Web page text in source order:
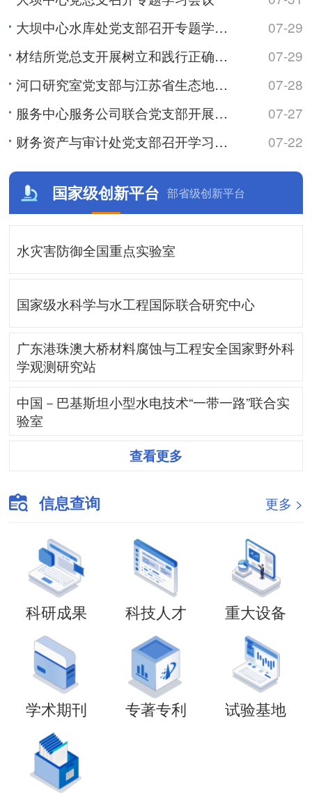
大坝中心水库处党支部召开专题学习会
07-29
材结所党总支开展树立和践行正确政绩观学习教育专题党课
07-29
河口研究室党支部与江苏省生态地质调查大队水工环地质调查中心党支部联合开展主题党日活动
07-28
服务中心服务公司联合党支部开展树立和践行正确政绩观学习教育专题党课
07-27
财务资产与审计处党支部召开学习会暨专题党课
07-22
国家级创新平台 部省级创新平台
水灾害防御全国重点实验室
国家级水科学与水工程国际联合研究中心
广东港珠澳大桥材料腐蚀与工程安全国家野外科
学观测研究站
中国－巴基斯坦小型水电技术“一带一路”联合实
验室
查看更多
信息查询 更多 >
科研成果 科技人才 重大设备
学术期刊 专著专利 试验基地